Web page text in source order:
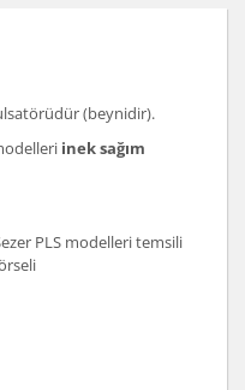
(beynidir).
inek sağım
PLS modelleri temsili